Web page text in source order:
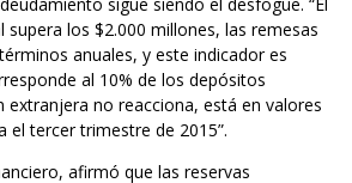
supera los $2.000 millones, las remesas
anuales, y este indicador es
al 10% de los depósitos
extranjera no reacciona, está en valores
el tercer trimestre de 2015”.
afirmó que las reservas